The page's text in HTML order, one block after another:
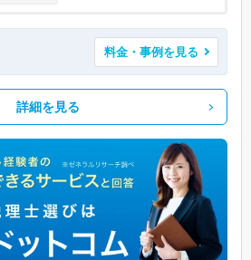
料金・事例を見る
詳細を見る